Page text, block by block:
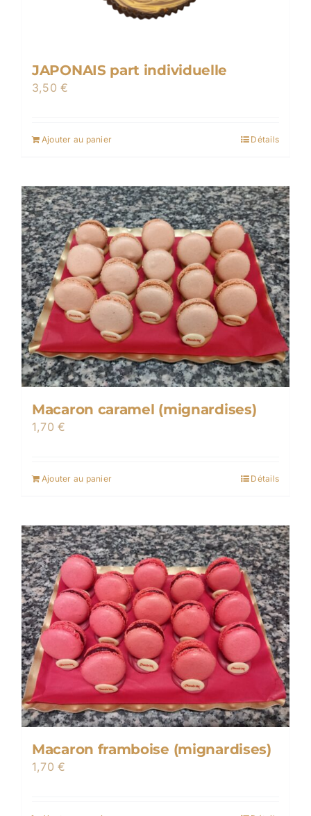
JAPONAIS part individuelle
3,50€
Ajouter au panier Détails
Macaron caramel (mignardises)
1,70€
Ajouter au panier Détails
Macaron framboise (mignardises)
1,70€